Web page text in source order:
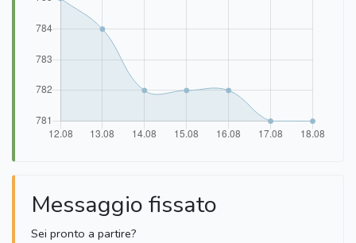
Messaggio fissato
Sei pronto a partire?